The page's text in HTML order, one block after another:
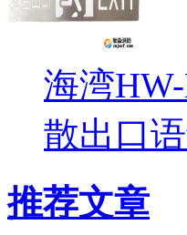
海湾
散出口
推荐文章